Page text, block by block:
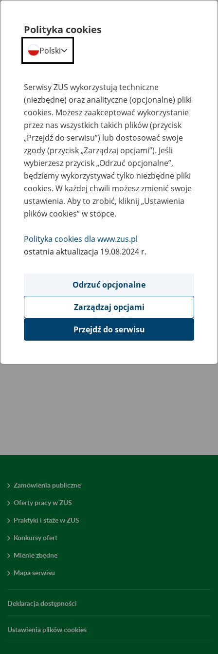
Przepraszamy,
podana strona nie została znaleziona.
Błąd 404
Przejdź do strony głównej
Zamówienia publiczne
Oferty pracy w ZUS
Praktyki i staże w ZUS
Konkursy ofert
Mienie zbędne
Mapa serwisu
Deklaracja dostępności
Ustawienia plików cookies
Polityka cookies
Polski
Serwisy ZUS wykorzystują techniczne
(niezbędne) oraz analityczne (opcjonalne) pliki
cookies. Możesz zaakceptować wykorzystanie
przez nas wszystkich takich plików (przycisk
„Przejdź do serwisu”) lub dostosować swoje
zgody (przycisk „Zarządzaj opcjami”). Jeśli
wybierzesz przycisk „Odrzuć opcjonalne”,
będziemy wykorzystywać tylko niezbędne pliki
cookies. W każdej chwili możesz zmienić swoje
ustawienia. Aby to zrobić, kliknij „Ustawienia
plików cookies” w stopce.
Polityka cookies dla www.zus.pl
ostatnia aktualizacja 19.08.2024 r.
Odrzuć opcjonalne
Zarządzaj opcjami
Przejdź do serwisu